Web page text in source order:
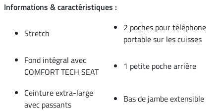
Informations & caractéristiques :
Stretch
2 poches pour téléphone
portable sur les cuisses
Fond intégral avec
COMFORT TECH SEAT
1 petite poche arrière
Ceinture extra-large
avec passants
Bas de jambe extensible